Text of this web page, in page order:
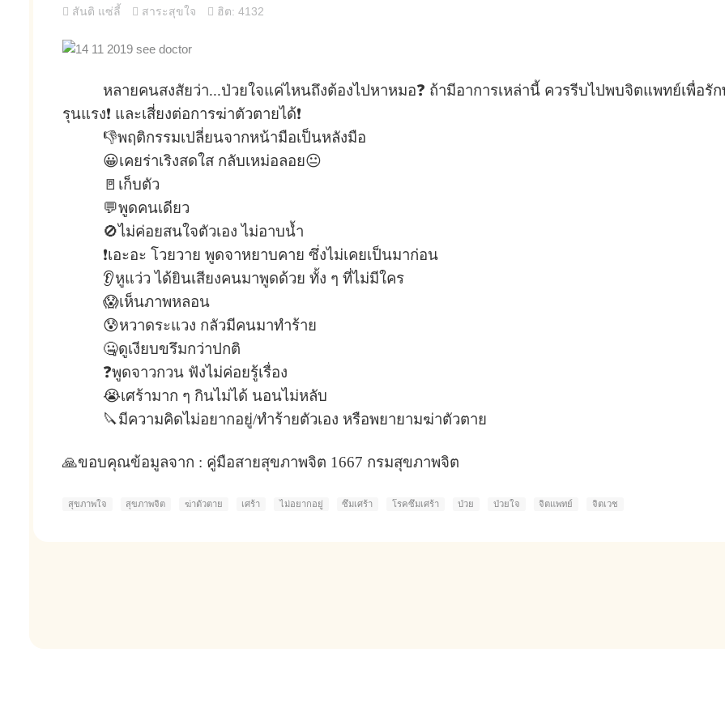
สันติ แซ่ลี้ สาระสุขใจ ฮิต: 4132
หลายคนสงสัยว่า...ป่วยใจแค่ไหนถึงต้องไปหาหมอ❓ ถ้ามีอาการเหล่านี้ ควรรีบไปพบจิตแพทย์เพื่อรั
รุนแรง❗ และเสี่ยงต่อการฆ่าตัวตายได้❗
👎พฤติกรรมเปลี่ยนจากหน้ามือเป็นหลังมือ
😀เคยร่าเริงสดใส กลับเหม่อลอย😐
🚪เก็บตัว
💬พูดคนเดียว
🚫ไม่ค่อยสนใจตัวเอง ไม่อาบน้ำ
❗เอะอะ โวยวาย พูดจาหยาบคาย ซึ่งไม่เคยเป็นมาก่อน
👂หูแว่ว ได้ยินเสียงคนมาพูดด้วย ทั้ง ๆ ที่ไม่มีใคร
😱เห็นภาพหลอน
😰หวาดระแวง กลัวมีคนมาทำร้าย
🤐ดูเงียบขรึมกว่าปกติ
❓พูดจาวกวน ฟังไม่ค่อยรู้เรื่อง
😭เศร้ามาก ๆ กินไม่ได้ นอนไม่หลับ
🔪มีความคิดไม่อยากอยู่/ทำร้ายตัวเอง หรือพยายามฆ่าตัวตาย
🙏ขอบคุณข้อมูลจาก : คู่มือสายสุขภาพจิต 1667 กรมสุขภาพจิต
สุขภาพใจ สุขภาพจิต ฆ่าตัวตาย เศร้า ไม่อยากอยู่ ซึมเศร้า โรคซึมเศร้า ป่วย ป่วยใจ จิตแพทย์ จิตเวช